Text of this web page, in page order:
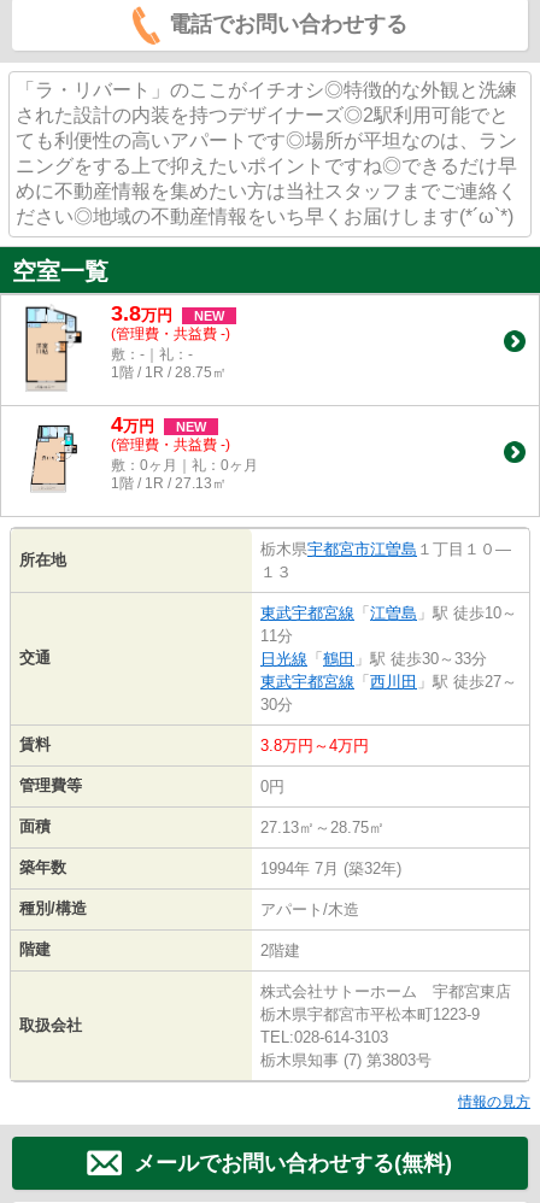
電話でお問い合わせする
「ラ・リバート」のここがイチオシ◎特徴的な外観と洗練
された設計の内装を持つデザイナーズ◎2駅利用可能でと
ても利便性の高いアパートです◎場所が平坦なのは、ラン
ニングをする上で抑えたいポイントですね◎できるだけ早
めに不動産情報を集めたい方は当社スタッフまでご連絡く
ださい◎地域の不動産情報をいち早くお届けします(*´ω`*)
空室一覧
3.8万円 NEW
(管理費・共益費 -)
敷：-｜礼：-
1階 / 1R / 28.75㎡
4万円 NEW
(管理費・共益費 -)
敷：0ヶ月｜礼：0ヶ月
1階 / 1R / 27.13㎡
所在地
栃木県宇都宮市江曽島 １丁目１０―
１３
交通
東武宇都宮線 「 江曽島 」駅 徒歩10～
11分
日光線 「 鶴田 」駅 徒歩30～33分
東武宇都宮線 「 西川田 」駅 徒歩27～
30分
賃料 3.8万円～4万円
管理費等 0円
面積 27.13㎡～28.75㎡
築年数 1994年 7月 (築32年)
種別/構造 アパート/木造
階建 2階建
取扱会社
株式会社サトーホーム 宇都宮東店
栃木県宇都宮市平松本町1223-9
TEL:028-614-3103
栃木県知事 (7) 第3803号
情報の見方
メールでお問い合わせする(無料)